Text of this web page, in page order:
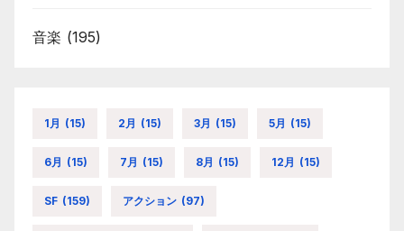
音楽 (195)
1月 (15) 2月 (15) 3月 (15) 5月 (15)
6月 (15) 7月 (15) 8月 (15) 12月 (15)
SF (159) アクション (97)